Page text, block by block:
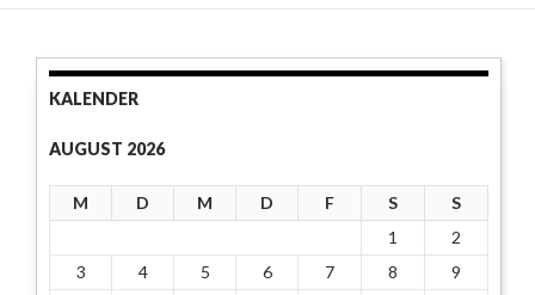
KALENDER
AUGUST 2026
M D M D F S S
1
2
3
4 5 6 7 8
9